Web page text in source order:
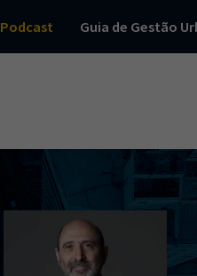
Podcast Guia de Gestão